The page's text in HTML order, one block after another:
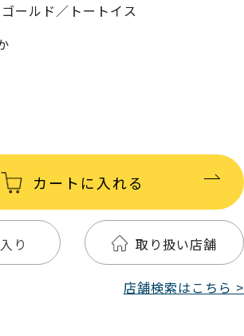
ールド／トートイス
カートに入れる
り 取り扱い店舗
店舗検索はこちら >